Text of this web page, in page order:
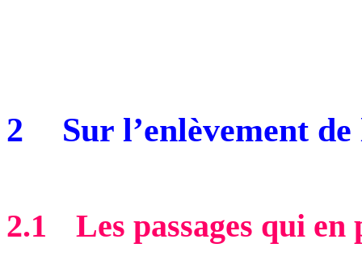
2 Sur l’enlèvement de
2.1 Les passages qui